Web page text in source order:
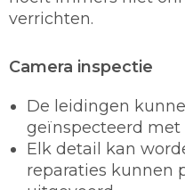
verrichten.
Camera inspectie
De leidingen
geïnspecteerd met
Elk detail kan
reparaties kunnen